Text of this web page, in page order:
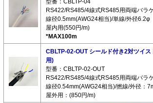
RS422/RS485/4線式RS485用両端バラ
線径0.5mm(AWG24相当)/単線/外径6.2φ
屋内用(550円/m)
*MAX100m
CBLTP-02-OUT シールド付き2対ツイ
用)
型番：CBLTP-02-OUT
RS422/RS485/4線式RS485用両端バラ
線径0.54mm(AWG24相当)/撚線/外径：
屋外用：(850円/m)